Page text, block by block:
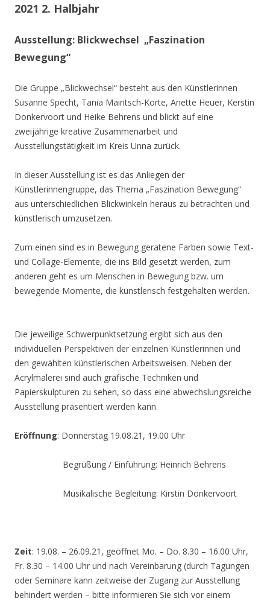
2021 2. Halbjahr
Ausstellung: Blickwechsel „Faszination
Bewegung“
Die Gruppe „Blickwechsel“ besteht aus den Künstlerinnen
Susanne Specht, Tania Mairitsch-Korte, Anette Heuer, Kerstin
Donkervoort und Heike Behrens und blickt auf eine
zweijährige kreative Zusammenarbeit und
Ausstellungstätigkeit im Kreis Unna zurück.
In dieser Ausstellung ist es das Anliegen der
Künstlerinnengruppe, das Thema „Faszination Bewegung“
aus unterschiedlichen Blickwinkeln heraus zu betrachten und
künstlerisch umzusetzen.
Zum einen sind es in Bewegung geratene Farben sowie Text-
und Collage-Elemente, die ins Bild gesetzt werden, zum
anderen geht es um Menschen in Bewegung bzw. um
bewegende Momente, die künstlerisch festgehalten werden.
Die jeweilige Schwerpunktsetzung ergibt sich aus den
individuellen Perspektiven der einzelnen Künstlerinnen und
den gewählten künstlerischen Arbeitsweisen. Neben der
Acrylmalerei sind auch grafische Techniken und
Papierskulpturen zu sehen, so dass eine abwechslungsreiche
Ausstellung präsentiert werden kann.
Eröffnung: Donnerstag 19.08.21, 19.00 Uhr
Begrüßung / Einführung: Heinrich Behrens
Musikalische Begleitung: Kirstin Donkervoort
Zeit: 19.08. – 26.09.21, geöffnet Mo. – Do. 8.30 – 16.00 Uhr,
Fr. 8.30 – 14.00 Uhr und nach Vereinbarung (durch Tagungen
oder Seminare kann zeitweise der Zugang zur Ausstellung
behindert werden – bitte informieren Sie sich vor einem